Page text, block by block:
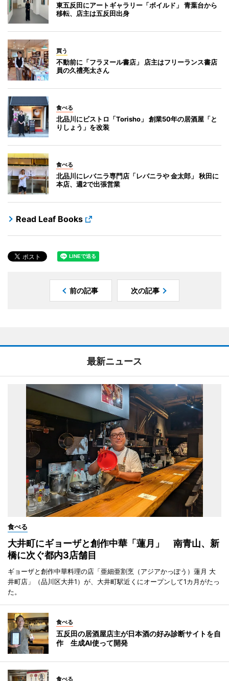
東五反田にアートギャラリー「ボイルド」 青葉台から
移転、店主は五反田出身
買う
不動前に「フラヌール書店」 店主はフリーランス書店
員の久禮亮太さん
食べる
北品川にビストロ「Torisho」 創業50年の居酒屋「と
りしょう」を改装
食べる
北品川にレバニラ専門店「レバニラや 金太郎」 秋田に
本店、週2で出張営業
Read Leaf Books
前の記事 次の記事
最新ニュース
食べる
大井町にギョーザと創作中華「蓮月」 南青山、新
橋に次ぐ都内3店舗目
ギョーザと創作中華料理の店「亜細亜割烹（アジアかっぽう）蓮月 大
井町店」（品川区大井1）が、大井町駅近くにオープンして1カ月がたっ
た。
食べる
五反田の居酒屋店主が日本酒の好み診断サイトを自
作 生成AI使って開発
食べる